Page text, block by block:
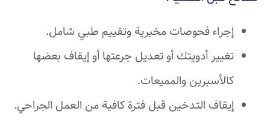
إجراء فحوصات مخبرية وتقييم طبي شامل.
تغيير أدويتك أو تعديل جرعتها أو إيقاف بعضها
كالأسبرين والمميعات.
إيقاف التدخين قبل فترة كافية من العمل الجراحي.